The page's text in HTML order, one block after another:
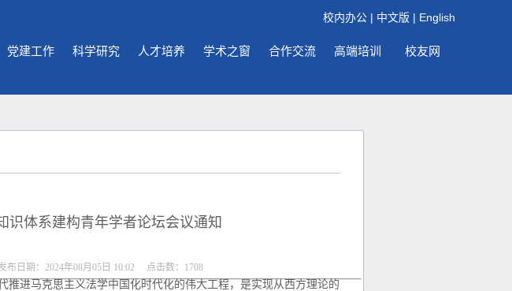
校内办公 | 中文版 | English
党建工作 科学研究 人才培养 学术之窗 合作交流 高端培训 校友网
识体系建构青年学者论坛会议通知
日期：2024年08月05日 10:02 点击数： 1708
推进马克思主义法学中国化时代化的伟大工程，是实现从西方理论的